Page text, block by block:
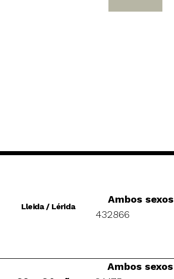
Lleida / Lérida
Ambos sexos
432866
Ambos sexos